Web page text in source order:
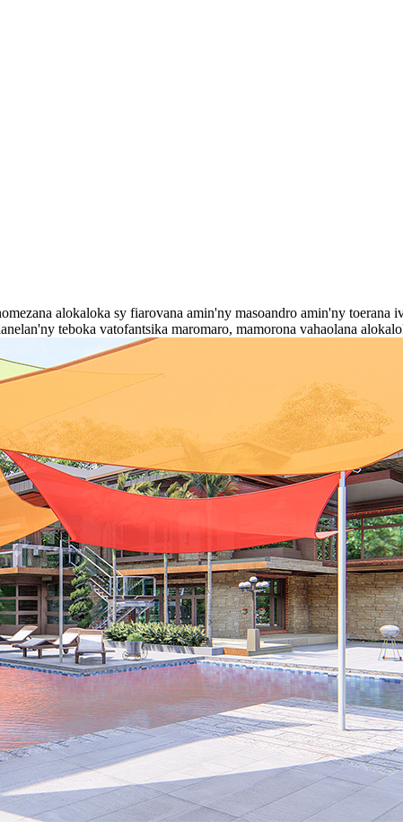
alokaloka sy fiarovana amin'ny masoandro amin'ny toerana
teboka vatofantsika maromaro, mamorona vahaolana